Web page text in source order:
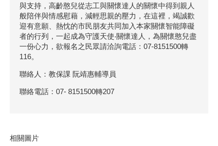
與支持，高齡憨兒從志工與關懷達人的關懷中得到親人
般陪伴與情感慰藉，減輕思親的壓力，在這裡，竭誠歡
迎有意願、熱忱的市民朋友共同加入本家關懷智能障礙
者的行列，一起成為守護天使‧關懷達人，為關懷憨兒盡
一份心力，欲報名之民眾請洽詢電話：07-8151500轉
116。
聯絡人：教保課 阮靖惠輔導員
聯絡電話：07- 8151500轉207
相關圖片